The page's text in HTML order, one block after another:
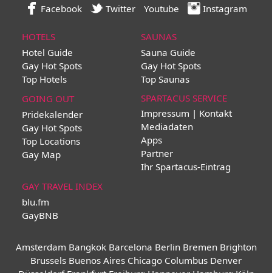
Facebook Twitter Youtube Instagram
HOTELS
Hotel Guide
Gay Hot Spots
Top Hotels
SAUNAS
Sauna Guide
Gay Hot Spots
Top Saunas
GOING OUT
Pridekalender
Gay Hot Spots
Top Locations
Gay Map
SPARTACUS SERVICE
Impressum | Kontakt
Mediadaten
Apps
Partner
Ihr Spartacus-Eintrag
GAY TRAVEL INDEX
blu.fm
GayBNB
Amsterdam Bangkok Barcelona Berlin Bremen Brighton
Brussels Buenos Aires Chicago Columbus Denver